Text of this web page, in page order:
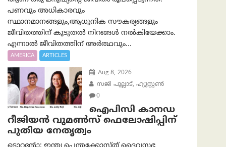
പണവും അധികാരവും
സ്ഥാനമാനങ്ങളും,ആധുനിക സൗകര്യങ്ങളും
ജീവിതത്തിന് കൂടുതൽ നിറങ്ങൾ നൽകിയേക്കാം.
എന്നാൽ ജീവിതത്തിന് അർത്ഥവും...
AMERICA ARTICLES
Aug 8, 2026
സജി പുല്ലാട്, ഹ്യൂസ്റ്റൺ
0
ഐപിസി കാനഡ
റീജിയൻ വുമൺസ് ഫെലോഷിപ്പിന്
പുതിയ നേതൃത്വം